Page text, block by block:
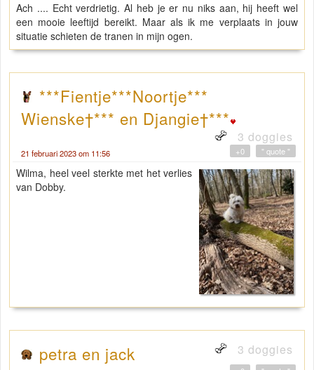
Ach .... Echt verdrietig. Al heb je er nu niks aan, hij heeft wel
een mooie leeftijd bereikt. Maar als ik me verplaats in jouw
situatie schieten de tranen in mijn ogen.
***Fientje***Noortje***
Wienske†*** en Djangie†***
3 doggies
21 februari 2023 om 11:56 " quote "
+0
Wilma, heel veel sterkte met het verlies
van Dobby.
petra en jack 3 doggies